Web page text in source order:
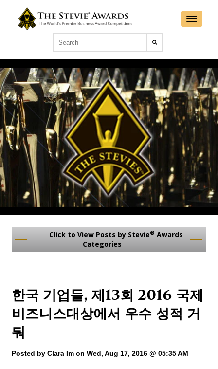
Click to View Posts by Stevie® Awards
Categories
한국 기업들, 제13회 2016 국제
비즈니스대상에서 우수 성적 거
둬
Posted by Clara Im on Wed, Aug 17, 2016 @ 05:35 AM